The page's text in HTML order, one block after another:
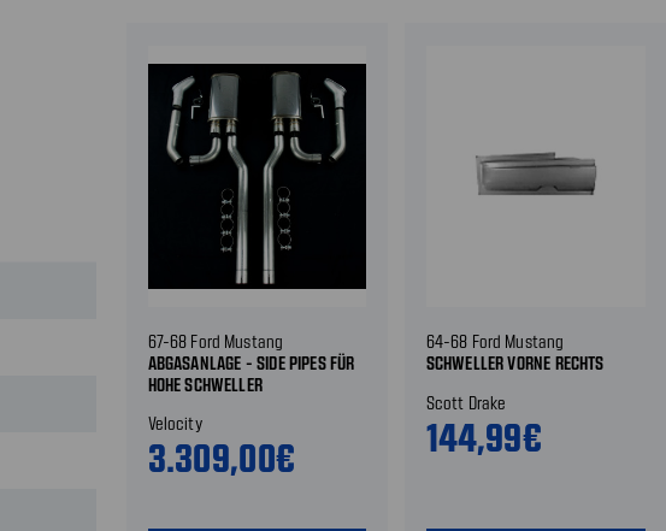
67-68 Ford Mustang
ABGASANLAGE - SIDE PIPES FÜR
HOHE SCHWELLER
Velocity
3.309,00€
64-68 Ford Mustang
SCHWELLER VORNE RECHTS
Scott Drake
144,99€